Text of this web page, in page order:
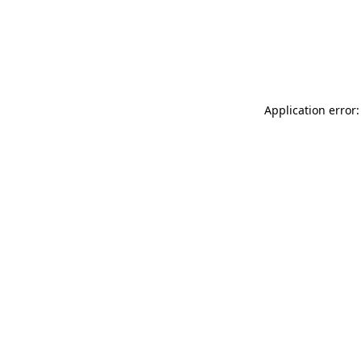
Application